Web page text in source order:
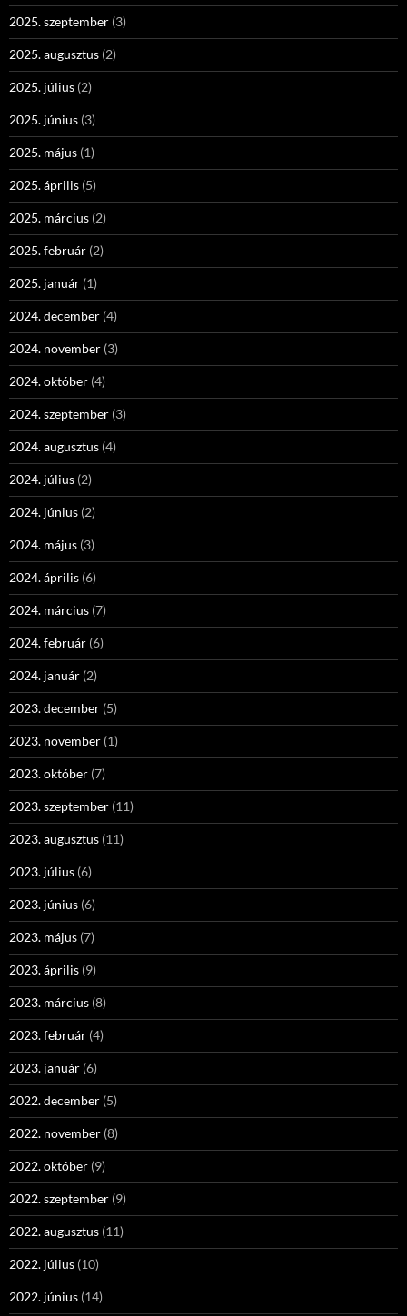
2025. szeptember (3)
2025. augusztus (2)
2025. július (2)
2025. június (3)
2025. május (1)
2025. április (5)
2025. március (2)
2025. február (2)
2025. január (1)
2024. december (4)
2024. november (3)
2024. október (4)
2024. szeptember (3)
2024. augusztus (4)
2024. július (2)
2024. június (2)
2024. május (3)
2024. április (6)
2024. március (7)
2024. február (6)
2024. január (2)
2023. december (5)
2023. november (1)
2023. október (7)
2023. szeptember (11)
2023. augusztus (11)
2023. július (6)
2023. június (6)
2023. május (7)
2023. április (9)
2023. március (8)
2023. február (4)
2023. január (6)
2022. december (5)
2022. november (8)
2022. október (9)
2022. szeptember (9)
2022. augusztus (11)
2022. július (10)
2022. június (14)